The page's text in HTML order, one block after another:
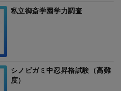
私立御斎学園学力調査
シノビガミ中忍昇格試験（高難
度）